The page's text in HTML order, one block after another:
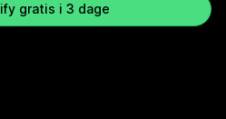
gratis i 3 dage